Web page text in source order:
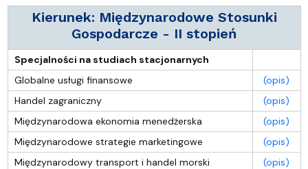
Kierunek: Międzynarodowe Stosunki
Gospodarcze - II stopień
Specjalności na studiach stacjonarnych
Globalne usługi finansowe
(opis)
Handel zagraniczny
(opis)
Międzynarodowa ekonomia menedżerska
(opis)
Międzynarodowe strategie marketingowe
(opis)
Międzynarodowy transport i handel morski
(opis)